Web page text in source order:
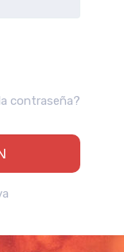
contraseña?